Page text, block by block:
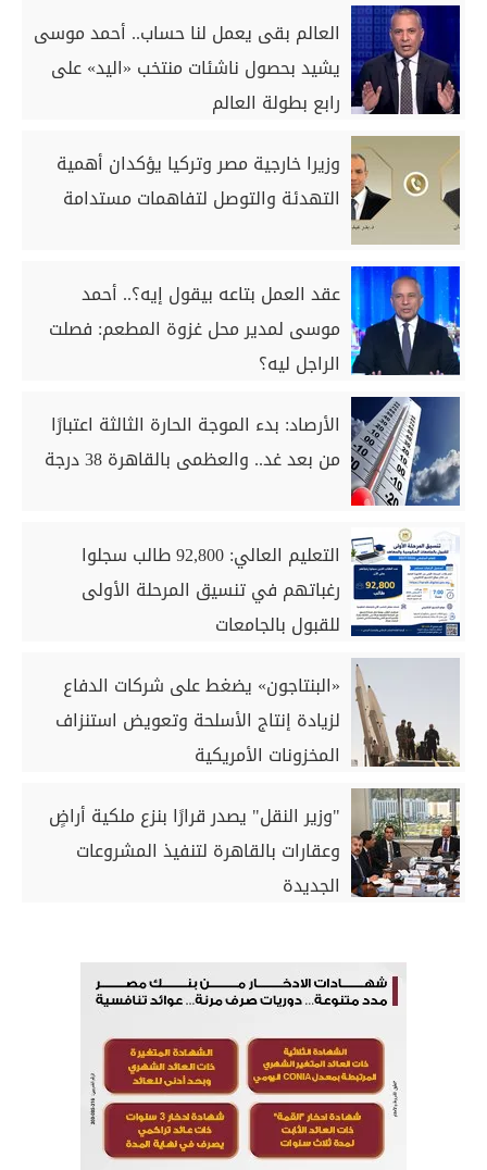
العالم بقى يعمل لنا حساب.. أحمد موسى
يشيد بحصول ناشئات منتخب «اليد» على
رابع بطولة العالم
وزيرا خارجية مصر وتركيا يؤكدان أهمية
التهدئة والتوصل لتفاهمات مستدامة
عقد العمل بتاعه بيقول إيه؟.. أحمد
موسى لمدير محل غزوة المطعم: فصلت
الراجل ليه؟
الأرصاد: بدء الموجة الحارة الثالثة اعتبارًا
من بعد غد.. والعظمى بالقاهرة 38 درجة
التعليم العالي: 92,800 طالب سجلوا
رغباتهم في تنسيق المرحلة الأولى
للقبول بالجامعات
«البنتاجون» يضغط على شركات الدفاع
لزيادة إنتاج الأسلحة وتعويض استنزاف
المخزونات الأمريكية
"وزير النقل" يصدر قرارًا بنزع ملكية أراضٍ
وعقارات بالقاهرة لتنفيذ المشروعات
الجديدة